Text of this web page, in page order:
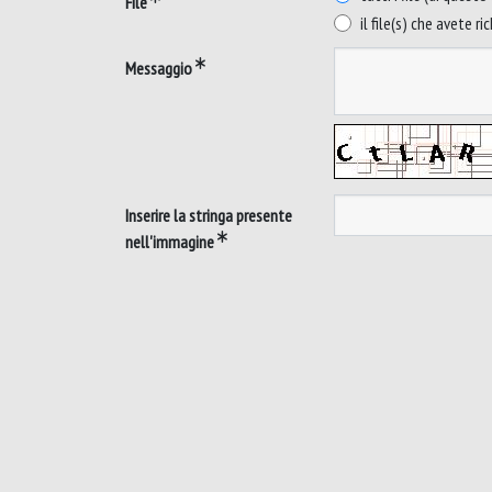
il file(s) che avete
Messaggio
Inserire la stringa presente
nell'immagine